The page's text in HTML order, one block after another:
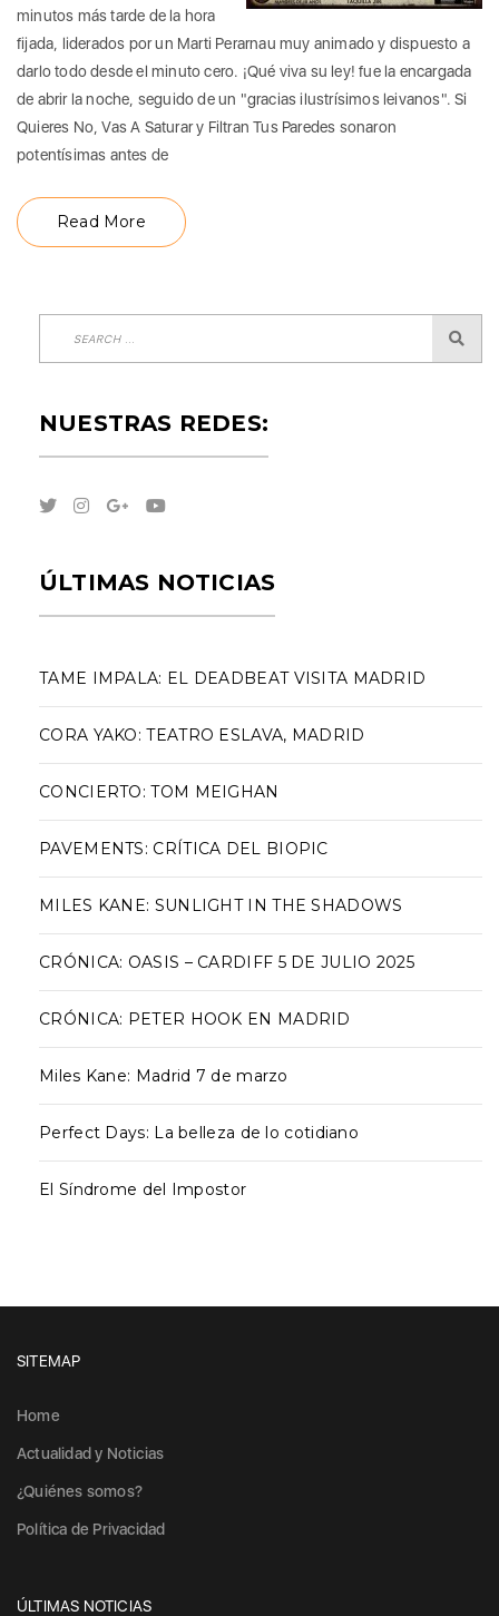
minutos más tarde de la hora
fijada, liderados por un Marti Perarnau muy animado y dispuesto a
darlo todo desde el minuto cero. ¡Qué viva su ley! fue la encargada
de abrir la noche, seguido de un "gracias ilustrísimos leivanos". Si
Quieres No, Vas A Saturar y Filtran Tus Paredes sonaron
potentísimas antes de
Read More
NUESTRAS REDES:
ÚLTIMAS NOTICIAS
TAME IMPALA: EL DEADBEAT VISITA MADRID
CORA YAKO: TEATRO ESLAVA, MADRID
CONCIERTO: TOM MEIGHAN
PAVEMENTS: CRÍTICA DEL BIOPIC
MILES KANE: SUNLIGHT IN THE SHADOWS
CRÓNICA: OASIS – CARDIFF 5 DE JULIO 2025
CRÓNICA: PETER HOOK EN MADRID
Miles Kane: Madrid 7 de marzo
Perfect Days: La belleza de lo cotidiano
El Síndrome del Impostor
SITEMAP
Home
Actualidad y Noticias
¿Quiénes somos?
Política de Privacidad
ÚLTIMAS NOTICIAS